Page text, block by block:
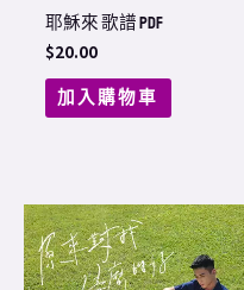
耶穌來 歌譜 PDF
$20.00
加入購物車